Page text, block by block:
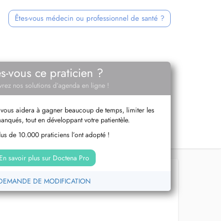
Êtes-vous médecin ou professionnel de santé ?
vous ce praticien ?
nos solutions d’agenda en ligne !
vous aidera à gagner beaucoup de temps, limiter les
tout en développant votre patientèle.
de 10.000 praticiens l’ont adopté !
En savoir plus sur Doctena Pro
DE MODIFICATION